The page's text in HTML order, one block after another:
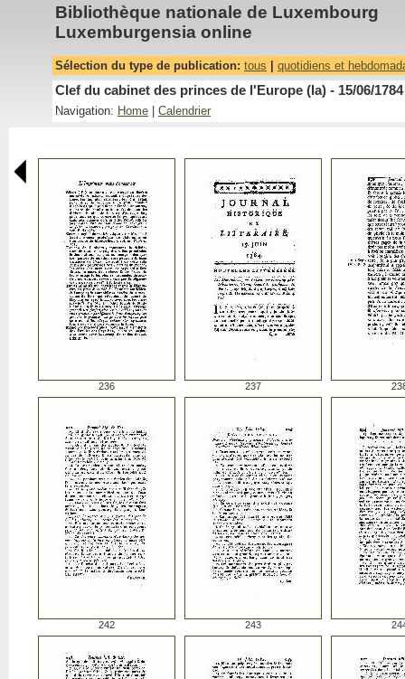
Bibliothèque nationale de Luxembourg
Luxemburgensia online
Sélection du type de publication: tous quotidiens et
Clef du cabinet des princes de l'Europe (la) - 15/06/1784
Navigation: Home Calendrier
236 237
242 243